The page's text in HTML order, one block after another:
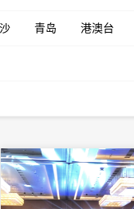
青岛 港澳台